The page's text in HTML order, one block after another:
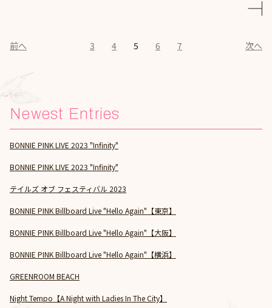
前へ 3 4 5 6 7 次へ
Newest Entries
BONNIE PINK LIVE 2023 "Infinity"
BONNIE PINK LIVE 2023 "Infinity"
テイルズ オブ フェスティバル 2023
BONNIE PINK Billboard Live "Hello Again"【東京】
BONNIE PINK Billboard Live "Hello Again"【大阪】
BONNIE PINK Billboard Live "Hello Again"【横浜】
GREENROOM BEACH
Night Tempo【A Night with Ladies In The City】